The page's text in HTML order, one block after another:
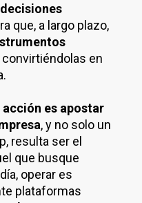
que, a largo plazo,
convirtiéndolas en
acción es apostar
, y no solo un
resulta ser el
que busque
operar es
plataformas